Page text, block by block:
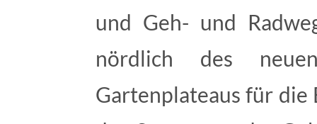
und Geh- und
nördlich des
Gartenplateaus für die